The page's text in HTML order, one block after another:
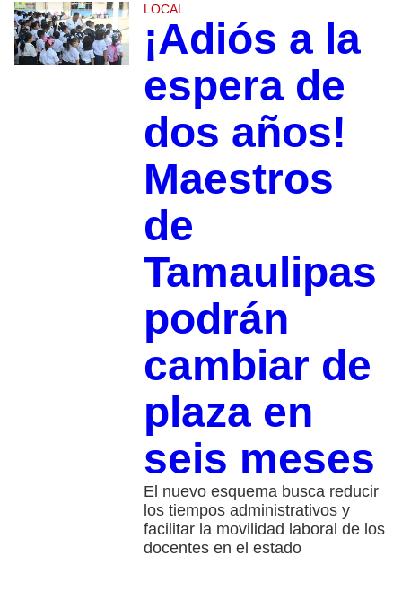
LOCAL
¡Adiós a la
espera de
dos años!
Maestros
de
Tamaulipas
podrán
cambiar de
plaza en
seis meses
El nuevo esquema busca reducir
los tiempos administrativos y
facilitar la movilidad laboral de los
docentes en el estado